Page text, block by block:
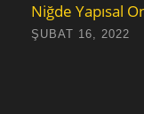
Niğde Yapısal
ŞUBAT 16, 2022